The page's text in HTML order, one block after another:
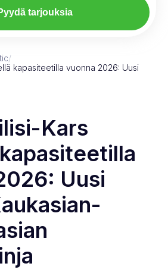
tarjouksia
/
kapasiteetilla vuonna 2026: Uusi
Kars
Uusi